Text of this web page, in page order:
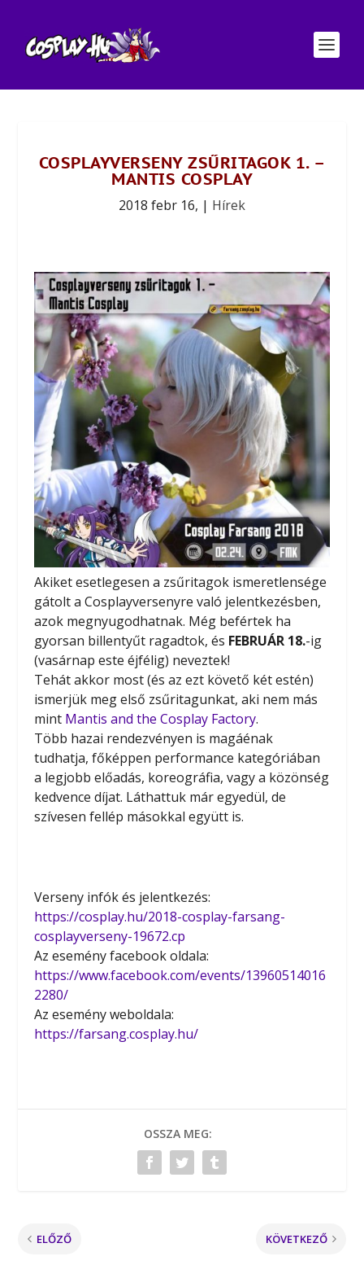
COSPLAYVERSENY ZSŰRITAGOK 1. –
MANTIS COSPLAY
2018 febr 16, | Hírek
Akiket esetlegesen a zsűritagok ismeretlensége
gátolt a Cosplayversenyre való jelentkezésben,
azok megnyugodhatnak. Még befértek ha
gyorsan billentyűt ragadtok, és FEBRUÁR 18.-ig
(vasárnap este éjfélig) neveztek!
Tehát akkor most (és az ezt követő két estén)
ismerjük meg első zsűritagunkat, aki nem más
mint Mantis and the Cosplay Factory.
Több hazai rendezvényen is magáénak
tudhatja, főképpen performance kategóriában
a legjobb előadás, koreográfia, vagy a közönség
kedvence díjat. Láthattuk már egyedül, de
szívesen fellép másokkal együtt is.
Verseny infók és jelentkezés:
https://cosplay.hu/2018-cosplay-farsang-
cosplayverseny-19672.cp
Az esemény facebook oldala:
https://www.facebook.com/events/13960514016
2280/
Az esemény weboldala:
https://farsang.cosplay.hu/
OSSZA MEG:
ELŐZŐ KÖVETKEZŐ